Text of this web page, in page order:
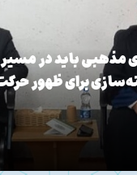
و توانمندسازی
تبلیغات اسلامی